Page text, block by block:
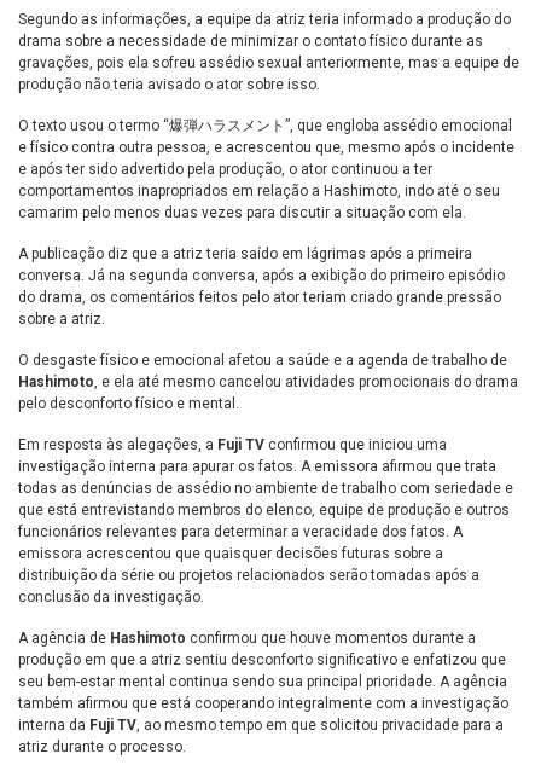
Segundo as informações, a equipe da atriz teria informado a produção do
drama sobre a necessidade de minimizar o contato físico durante as
gravações, pois ela sofreu assédio sexual anteriormente, mas a equipe de
produção não teria avisado o ator sobre isso.
O texto usou o termo “爆弾ハラスメント”, que engloba assédio emocional
e físico contra outra pessoa, e acrescentou que, mesmo após o incidente
e após ter sido advertido pela produção, o ator continuou a ter
comportamentos inapropriados em relação a Hashimoto, indo até o seu
camarim pelo menos duas vezes para discutir a situação com ela.
A publicação diz que a atriz teria saído em lágrimas após a primeira
conversa. Já na segunda conversa, após a exibição do primeiro episódio
do drama, os comentários feitos pelo ator teriam criado grande pressão
sobre a atriz.
O desgaste físico e emocional afetou a saúde e a agenda de trabalho de
Hashimoto, e ela até mesmo cancelou atividades promocionais do drama
pelo desconforto físico e mental.
Em resposta às alegações, a Fuji TV confirmou que iniciou uma
investigação interna para apurar os fatos. A emissora afirmou que trata
todas as denúncias de assédio no ambiente de trabalho com seriedade e
que está entrevistando membros do elenco, equipe de produção e outros
funcionários relevantes para determinar a veracidade dos fatos. A
emissora acrescentou que quaisquer decisões futuras sobre a
distribuição da série ou projetos relacionados serão tomadas após a
conclusão da investigação.
A agência de Hashimoto confirmou que houve momentos durante a
produção em que a atriz sentiu desconforto significativo e enfatizou que
seu bem-estar mental continua sendo sua principal prioridade. A agência
também afirmou que está cooperando integralmente com a investigação
interna da Fuji TV, ao mesmo tempo em que solicitou privacidade para a
atriz durante o processo.